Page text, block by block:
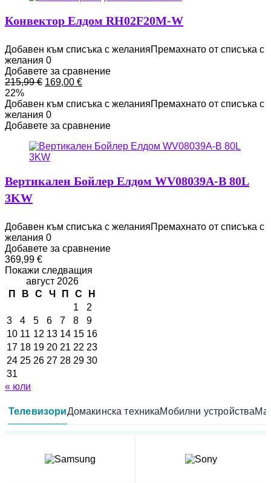
Конвектор Елдом RH02F20M-W
Добавен към списъка с желанияПремахнато от списъка с
желания 0
Добавете за сравнение
215,99€ Original
was:
215,99 €.
169,00 €Текущата
е:
22%
Добавен към списъка с желанияПремахнато от списъка с
желания 0
Добавете за сравнение
Вертикален Бойлер Елдом WV08039A-B 80L
3KW
Добавен към списъка с желанияПремахнато от списъка с
желания 0
Добавете за сравнение
369,99 €
Покажи следващия
август 2026
П
В С Ч П С
Н
1
2
3
4 5 6 7 8
9
10 11 12 13 14 15 16
17 18 19 20 21 22 23
24 25 26 27 28 29 30
31
« юли
ТелевизориДомакинска техникаМобилни устройства